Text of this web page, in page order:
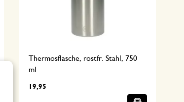
Thermosflasche, rostfr. Stahl, 750
ml
19,95